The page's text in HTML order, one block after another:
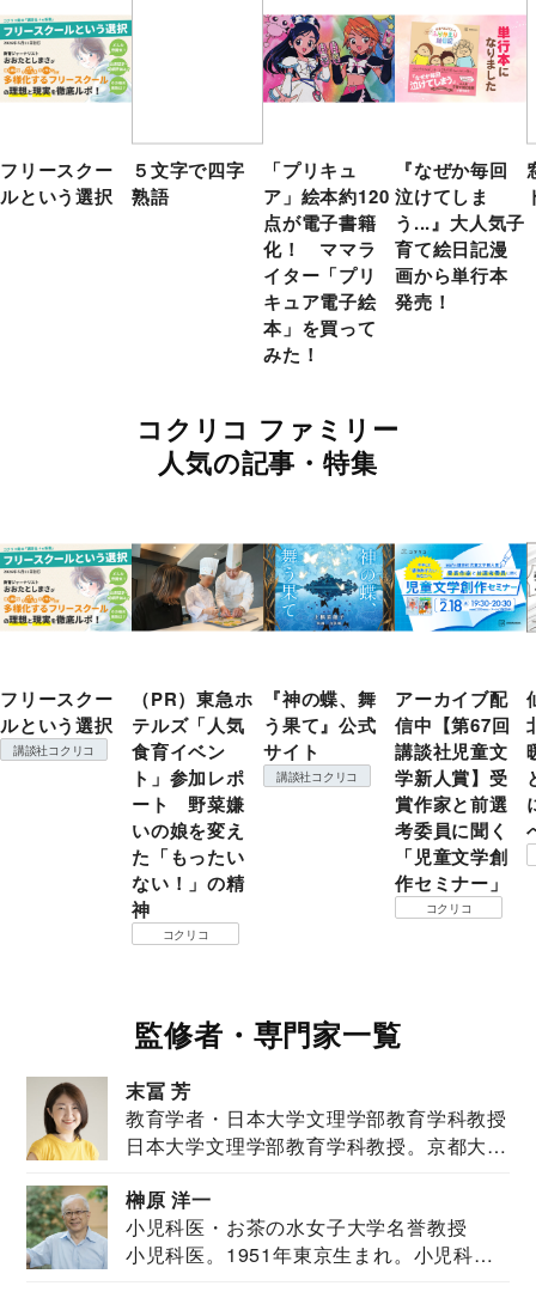
フリースクー
ルという選択
５文字で四字
熟語
「プリキュ
ア」絵本約120
点が電子書籍
化！ ママラ
イター「プリ
キュア電子絵
本」を買って
みた！
『なぜか毎回
泣けてしま
う...』大人気子
育て絵日記漫
画から単行本
発売！
コクリコ ファミリー
人気の記事・特集
フリースクー
ルという選択
講談社コクリコ
（PR）東急ホ
テルズ「人気
食育イベン
ト」参加レポ
ート 野菜嫌
いの娘を変え
た「もったい
ない！」の精
神
コクリコ
『神の蝶、舞
う果て』公式
サイト
講談社コクリコ
アーカイブ配
信中【第67回
講談社児童文
学新人賞】受
賞作家と前選
考委員に聞く
「児童文学創
作セミナー」
コクリコ
監修者・専門家一覧
末冨 芳
教育学者・日本大学文理学部教育学科教授
日本大学文理学部教育学科教授。京都大学
榊原 洋一
小児科医・お茶の水女子大学名誉教授
小児科医。1951年東京生まれ。小児科